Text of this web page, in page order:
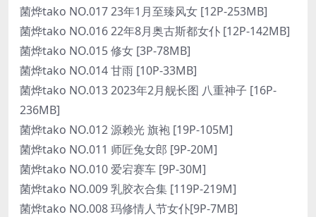
菌烨tako NO.017 23年1月至臻风女 [12P-253MB]
菌烨tako NO.016 22年8月奥古斯都女仆 [12P-142MB]
菌烨tako NO.015 修女 [3P-78MB]
菌烨tako NO.014 甘雨 [10P-33MB]
菌烨tako NO.013 2023年2月舰长图 八重神子 [16P-
236MB]
菌烨tako NO.012 源赖光 旗袍 [19P-105M]
菌烨tako NO.011 师匠兔女郎 [9P-20M]
菌烨tako NO.010 爱宕赛车 [9P-30M]
菌烨tako NO.009 乳胶衣合集 [119P-219M]
菌烨tako NO.008 玛修情人节女仆[9P-7MB]